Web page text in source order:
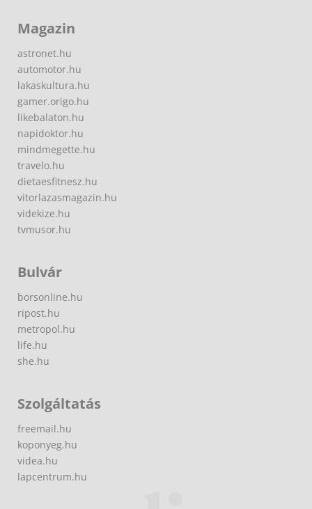
Magazin
astronet.hu
automotor.hu
lakaskultura.hu
gamer.origo.hu
likebalaton.hu
napidoktor.hu
mindmegette.hu
travelo.hu
dietaesfitnesz.hu
vitorlazasmagazin.hu
videkize.hu
tvmusor.hu
Bulvár
borsonline.hu
ripost.hu
metropol.hu
life.hu
she.hu
Szolgáltatás
freemail.hu
koponyeg.hu
videa.hu
lapcentrum.hu